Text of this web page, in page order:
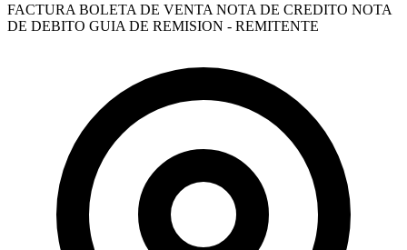
FACTURA BOLETA DE VENTA NOTA DE CREDITO NOTA
DE DEBITO GUIA DE REMISION - REMITENTE